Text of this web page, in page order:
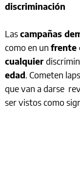
discriminación
Lascampañas
como en un frente
cualquier
edad. Cometen
que van a darse
ser vistos como